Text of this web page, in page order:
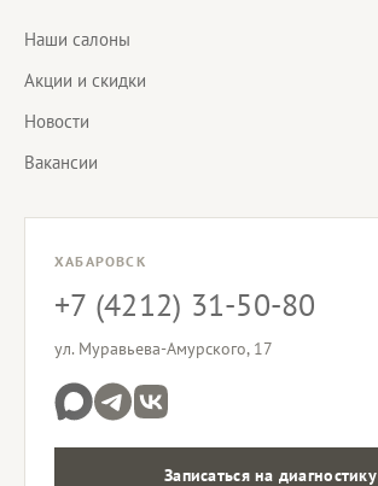
Наши салоны
Акции и скидки
Новости
Вакансии
ХАБАРОВСК
+7 (4212) 31-50-80
ул. Муравьева-Амурского, 17
Записаться на диагностику